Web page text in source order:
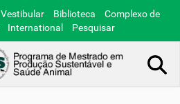
Vestibular Biblioteca
Complexo de
International Pesquisar